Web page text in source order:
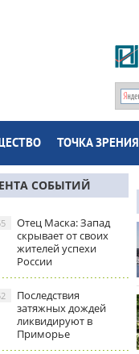
ТОЧКА ЗРЕНИЯ
СОБЫТИЙ
Отец Маска: Запад
скрывает от своих
жителей успехи
России
Последствия
затяжных дождей
ликвидируют в
Приморье